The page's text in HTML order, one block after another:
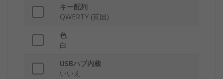
キー配列
QWERTY (英国)
色
白
USBハブ内蔵
いいえ